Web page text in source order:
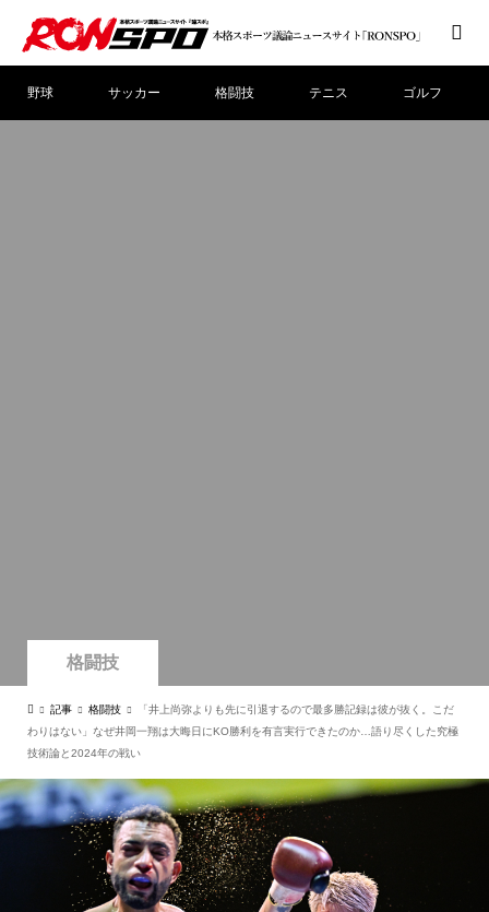
野球 サッカー 格闘技 テニス ゴルフ
格闘技
記事 格闘技
「井上尚弥よりも先に引退するので最多勝記録は彼が抜く。こだ
わりはない」なぜ井岡一翔は大晦日にKO勝利を有言実行できたのか…語り尽くした究極
技術論と2024年の戦い